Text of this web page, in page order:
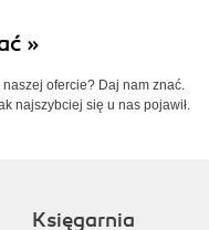
»
ofercie? Daj nam znać.
najszybciej się u nas pojawił.
Księgarnia